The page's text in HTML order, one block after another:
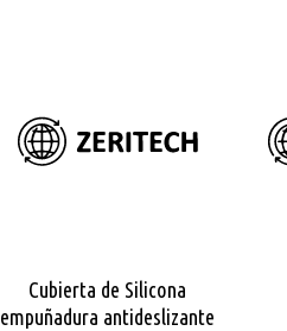
Cubierta de Silicona
empuñadura antideslizante